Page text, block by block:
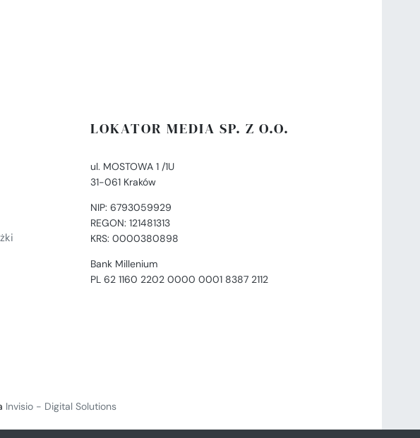
LOKATOR MEDIA SP. Z O.O.
ul. MOSTOWA 1 /1U
31-061 Kraków
NIP: 6793059929
REGON: 121481313
KRS: 0000380898
Bank Millenium
PL 62 1160 2202 0000 0001 8387 2112
Invisio - Digital Solutions